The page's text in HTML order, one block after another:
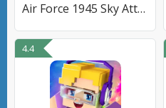
Air Force 1945 Sky Attack
4.4